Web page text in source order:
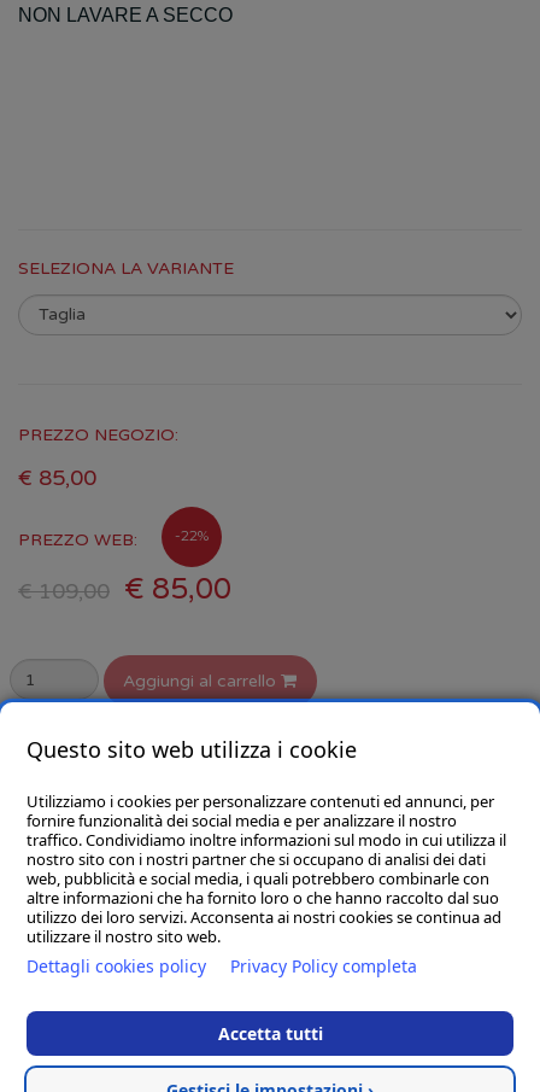
NON LAVARE A SECCO
SELEZIONA LA VARIANTE
PREZZO NEGOZIO:
€ 85,00
-22%
PREZZO WEB:
€ 109,00 € 85,00
Aggiungi al carrello
CHI SIAMO
GOBA.IT
SHOP
Questo sito web utilizza i cookie
Utilizziamo i cookies per personalizzare contenuti ed annunci, per
fornire funzionalità dei social media e per analizzare il nostro
traffico. Condividiamo inoltre informazioni sul modo in cui utilizza il
nostro sito con i nostri partner che si occupano di analisi dei dati
web, pubblicità e social media, i quali potrebbero combinarle con
altre informazioni che ha fornito loro o che hanno raccolto dal suo
utilizzo dei loro servizi. Acconsenta ai nostri cookies se continua ad
utilizzare il nostro sito web.
Dettagli cookies policy Privacy Policy completa
Accetta tutti